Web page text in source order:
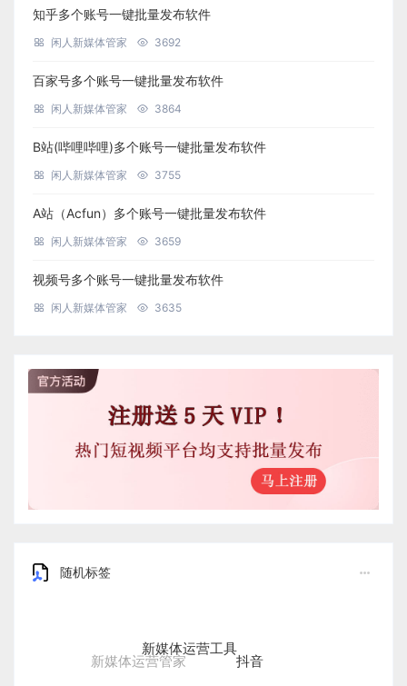
知乎多个账号一键批量发布软件
闲人新媒体管家 3692
百家号多个账号一键批量发布软件
闲人新媒体管家 3864
B站(哔哩哔哩)多个账号一键批量发布软件
闲人新媒体管家 3755
A站（Acfun）多个账号一键批量发布软件
闲人新媒体管家 3659
视频号多个账号一键批量发布软件
闲人新媒体管家 3635
随机标签
新媒体运营管家
新媒体运营工具
抖音